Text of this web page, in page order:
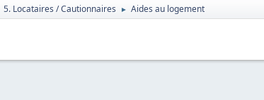
5. Locataires / Cautionnaires ► Aides au logement